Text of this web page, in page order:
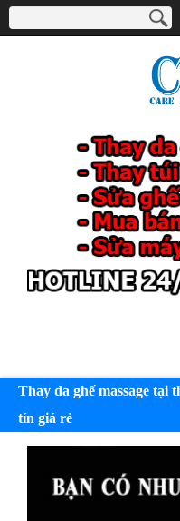
Thay da ghế massage tại
tín giá rẻ